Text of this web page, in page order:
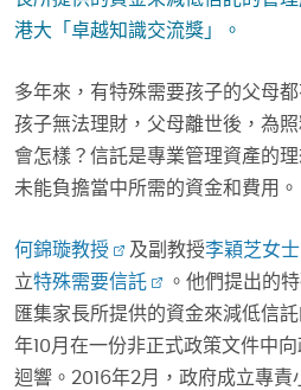
港大「卓越知識交流獎」。
多年來，有特殊需要孩子的父母
孩子無法理財，父母離世後，為
會怎樣？信託是專業管理資產的
未能負擔當中所需的資金和費用。
何錦璇教授 及副教授李穎芝女士
立特殊需要信託
。他們提出的
匯集家長所提供的資金來減低信
年10月在一份非正式政策文件中
迴響。2016年2月，政府成立專